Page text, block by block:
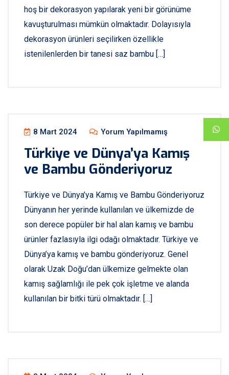
hoş bir dekorasyon yapılarak yeni bir görünüme
kavuşturulması mümkün olmaktadır. Dolayısıyla
dekorasyon ürünleri seçilirken özellikle
istenilenlerden bir tanesi saz bambu […]
8 Mart 2024 Yorum Yapılmamış
Türkiye ve Dünya’ya Kamış
ve Bambu Gönderiyoruz
Türkiye ve Dünya’ya Kamış ve Bambu Gönderiyoruz
Dünyanın her yerinde kullanılan ve ülkemizde de
son derece popüler bir hal alan kamış ve bambu
ürünler fazlasıyla ilgi odağı olmaktadır. Türkiye ve
Dünya’ya kamış ve bambu gönderiyoruz. Genel
olarak Uzak Doğu’dan ülkemize gelmekte olan
kamış sağlamlığı ile pek çok işletme ve alanda
kullanılan bir bitki türü olmaktadır. […]